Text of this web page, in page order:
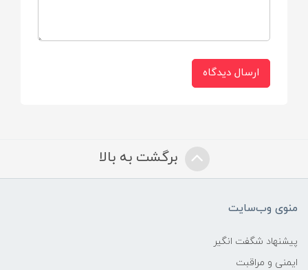
ارسال دیدگاه
برگشت به بالا
منوی وب‌سایت
پیشنهاد شگفت انگیر
ایمنی و مراقبت